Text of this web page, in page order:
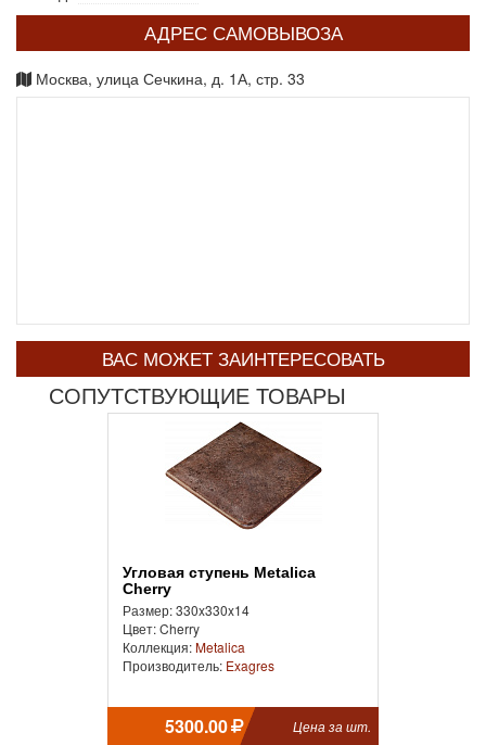
АДРЕС САМОВЫВОЗА
Москва, улица Сечкина, д. 1А, стр. 33
ВАС МОЖЕТ ЗАИНТЕРЕСОВАТЬ
СОПУТСТВУЮЩИЕ ТОВАРЫ
Угловая ступень Metalica
Cherry
Размер: 330x330x14
Цвет: Cherry
Коллекция:Metalica
Производитель: Exagres
5300.00 Цена за шт.